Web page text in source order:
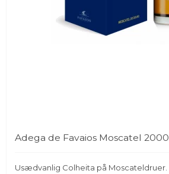
Adega de Favaios Moscatel 2000
Usædvanlig Colheita på Moscateldruer.